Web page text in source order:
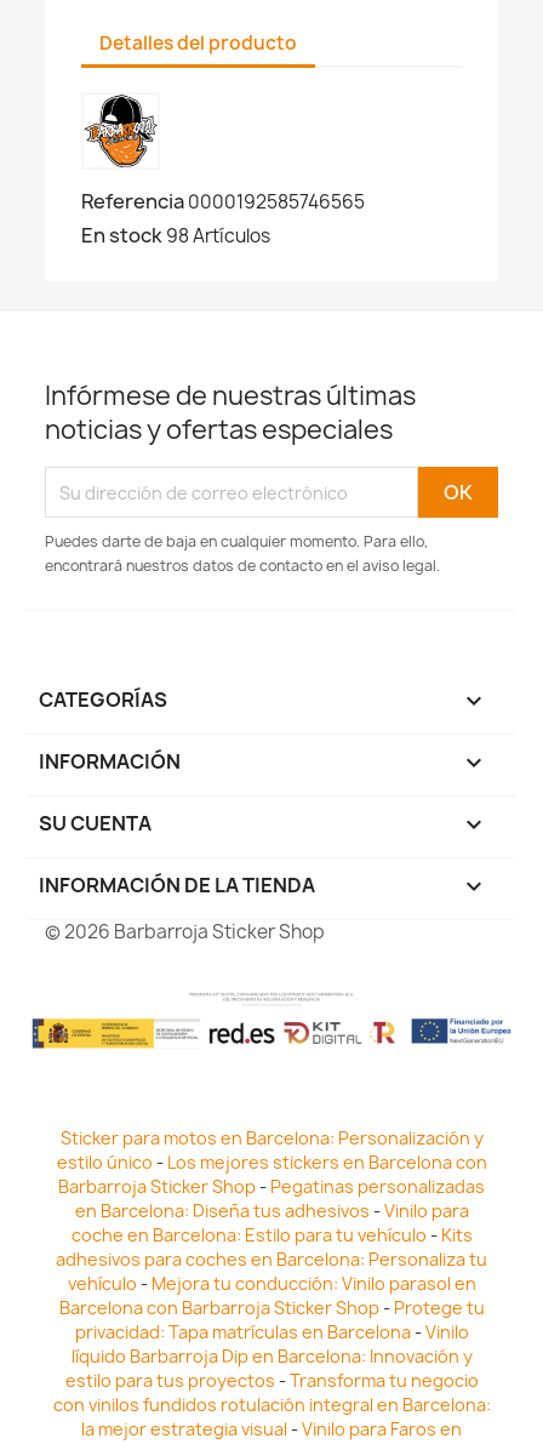
Detalles del producto
Referencia0000192585746565
En stock98 Artículos
Infórmese de nuestras últimas
noticias y ofertas especiales
Puedes darte de baja en cualquier momento. Para ello,
encontrará nuestros datos de contacto en el aviso legal.
CATEGORÍAS 
INFORMACIÓN 
SU CUENTA 
INFORMACIÓN DE LA TIENDA keyboard_arrow_down
© 2026 Barbarroja Sticker Shop
Sticker para motos en Barcelona: Personalización y
estilo único - Los mejores stickers en Barcelona con
Barbarroja Sticker Shop- Pegatinas personalizadas
en Barcelona: Diseña tus adhesivos -Vinilo para
coche en Barcelona: Estilo para tu vehículo - Kits
adhesivos para coches en Barcelona: Personaliza tu
vehículo - Mejora tu conducción: Vinilo parasol en
Barcelona con Barbarroja Sticker Shop- Protege tu
privacidad: Tapa matrículas en Barcelona-Vinilo
líquido Barbarroja Dip en Barcelona: Innovación y
estilo para tus proyectos -Transforma tu negocio
con vinilos fundidos rotulación integral en Barcelona:
la mejor estrategia visual -Vinilo para Faros en